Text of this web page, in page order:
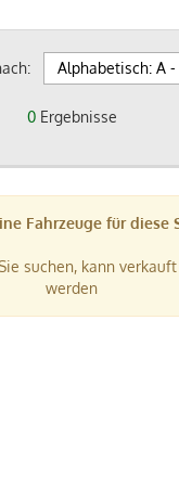
0Ergebnisse
Fahrzeuge für diese
suchen, kann
werden